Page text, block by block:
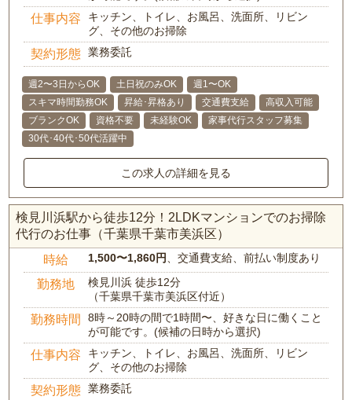
仕事内容
キッチン、トイレ、お風呂、洗面所、リビン
グ、その他のお掃除
契約形態 業務委託
週2〜3日からOK 土日祝のみOK
週1〜OK
スキマ時間勤務OK
昇給･昇格あり 交通費支給
高収入可能
ブランクOK
資格不要 未経験OK
家事代行スタッフ募集
30代･40代･50代活躍中
この求人の詳細を見る
検見川浜駅から徒歩12分！2LDKマンションでのお掃除
代行のお仕事（千葉県千葉市美浜区）
時給 1,500〜1,860円 、交通費支給、前払い制度あり
勤務地
検見川浜 徒歩12分
（千葉県千葉市美浜区付近）
勤務時間
8時～20時の間で1時間〜、好きな日に働くこと
が可能です。(候補の日時から選択)
仕事内容
キッチン、トイレ、お風呂、洗面所、リビン
グ、その他のお掃除
契約形態 業務委託